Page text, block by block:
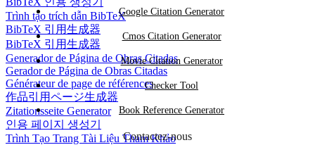
Trình tạo trích dẫn BibTeX
BibTeX 引用生成器
BibTeX 引用生成器
Generador de Página de Obras Citadas
Gerador de Página de Obras Citadas
Générateur de page de références
作品引用ページ生成器
Zitationsseite Generator
인용 페이지 생성기
Trình Tạo Trang Tài Liệu Tham Khảo
Google Citation Generator
Cmos Citation Generator
Movie Citation Generator
Checker Tool
Book Reference Generator
Contactez-nous